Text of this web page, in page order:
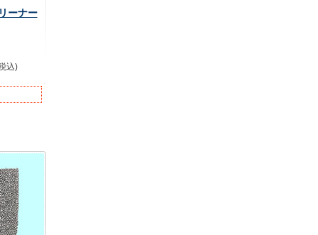
ーナー
込)